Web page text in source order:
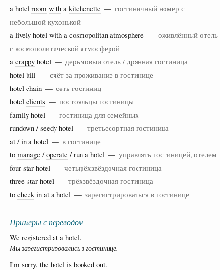
a hotel room with a kitchenette — гостиничный номер с
небольшой кухонькой
a lively hotel with a cosmopolitan atmosphere — оживлённый отель
с космополитической атмосферой
a crappy hotel — дерьмовый отель / дрянная гостиница
hotel bill — счёт за проживание в гостинице
hotel chain — сеть гостиниц
hotel clients — постояльцы гостиницы
family hotel — гостиница для семейных
rundown / seedy hotel — третьесортная гостиница
at / in a hotel — в гостинице
to manage / operate / run a hotel — управлять гостиницей, отелем
four-star hotel — четырёхзвёздочная гостиница
three-star hotel — трёхзвёздочная гостиница
to check in at a hotel — зарегистрироваться в гостинице
Примеры с переводом
We registered at a hotel.
Мы зарегистрировались в гостинице.
I'm sorry, the hotel is booked out.